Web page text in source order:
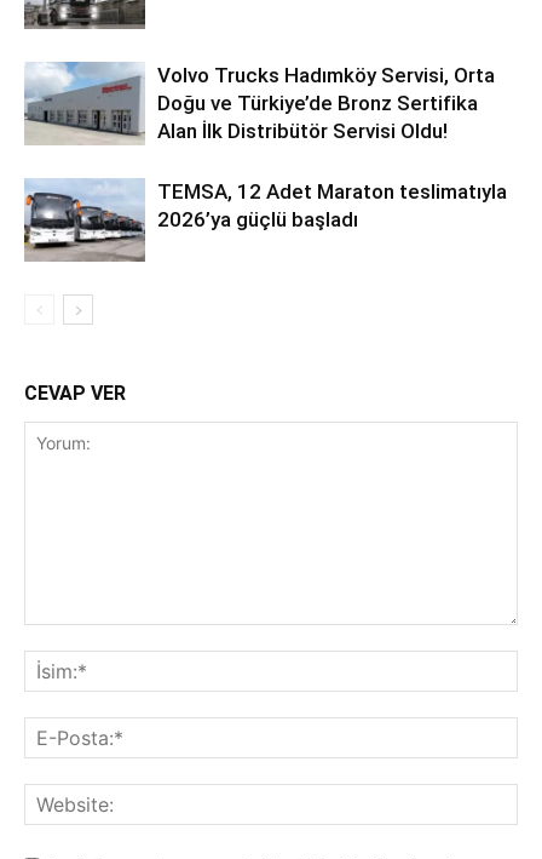
Volvo Trucks Hadımköy Servisi, Orta
Doğu ve Türkiye’de Bronz Sertifika
Alan İlk Distribütör Servisi Oldu!
TEMSA, 12 Adet Maraton teslimatıyla
2026’ya güçlü başladı
CEVAP VER